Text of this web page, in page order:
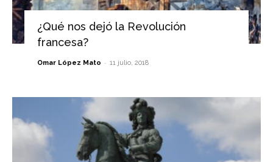
¿Qué nos dejó la Revolución
francesa?
Omar López Mato - 11 julio, 2018